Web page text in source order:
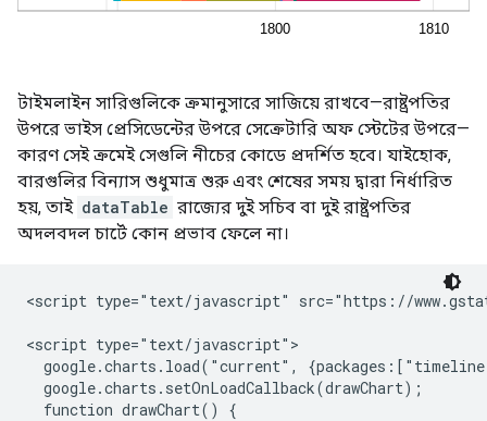
টাইমলাইন সারিগুলিকে ক্রমানুসারে সাজিয়ে রাখবে—রাষ্ট্রপতির
উপরে ভাইস প্রেসিডেন্টের উপরে সেক্রেটারি অফ স্টেটের উপরে—
কারণ সেই ক্রমেই সেগুলি নীচের কোডে প্রদর্শিত হবে। যাইহোক,
বারগুলির বিন্যাস শুধুমাত্র শুরু এবং শেষের সময় দ্বারা নির্ধারিত
হয়, তাই dataTable রাজ্যের দুই সচিব বা দুই রাষ্ট্রপতির
অদলবদল চার্টে কোন প্রভাব ফেলে না।
<script type="text/javascript" src="https://
<script type="text/javascript">
google.charts.load("current",
  google.charts.setOnLoadCallback(drawChart);
  function drawChart() {